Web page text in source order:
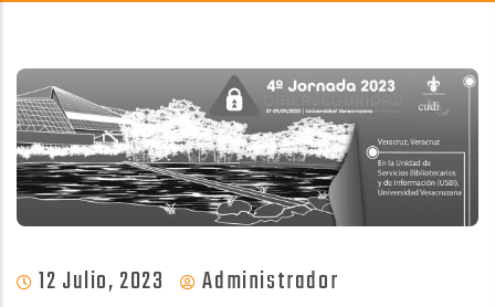
12 Julio, 2023 Administrador